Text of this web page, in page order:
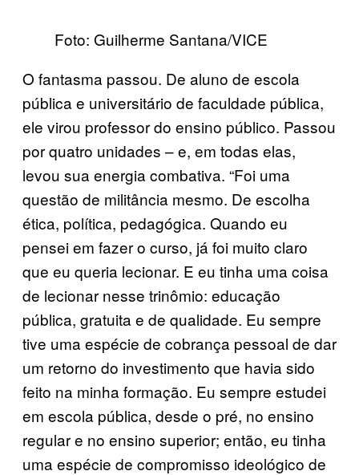
Foto: Guilherme Santana/VICE
O fantasma passou. De aluno de escola
pública e universitário de faculdade pública,
ele virou professor do ensino público. Passou
por quatro unidades – e, em todas elas,
levou sua energia combativa. “Foi uma
questão de militância mesmo. De escolha
ética, política, pedagógica. Quando eu
pensei em fazer o curso, já foi muito claro
que eu queria lecionar. E eu tinha uma coisa
de lecionar nesse trinômio: educação
pública, gratuita e de qualidade. Eu sempre
tive uma espécie de cobrança pessoal de dar
um retorno do investimento que havia sido
feito na minha formação. Eu sempre estudei
em escola pública, desde o pré, no ensino
regular e no ensino superior; então, eu tinha
uma espécie de compromisso ideológico de